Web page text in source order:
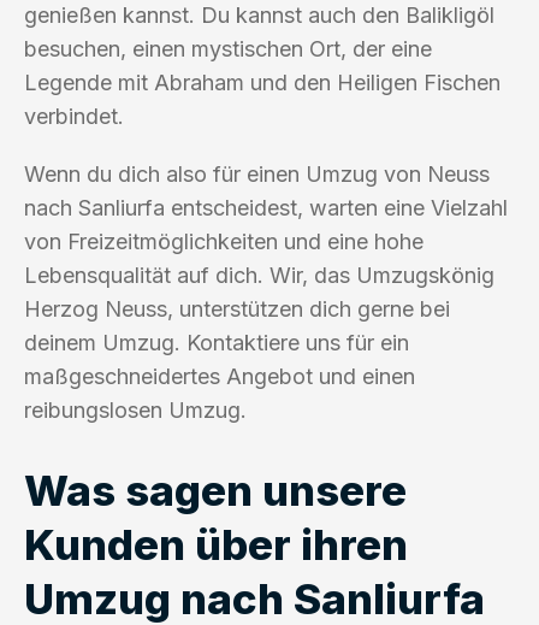
genießen kannst. Du kannst auch den Balikligöl
besuchen, einen mystischen Ort, der eine
Legende mit Abraham und den Heiligen Fischen
verbindet.
Wenn du dich also für einen Umzug von Neuss
nach Sanliurfa entscheidest, warten eine Vielzahl
von Freizeitmöglichkeiten und eine hohe
Lebensqualität auf dich. Wir, das Umzugskönig
Herzog Neuss, unterstützen dich gerne bei
deinem Umzug. Kontaktiere uns für ein
maßgeschneidertes Angebot und einen
reibungslosen Umzug.
Was sagen unsere
Kunden über ihren
Umzug nach Sanliurfa